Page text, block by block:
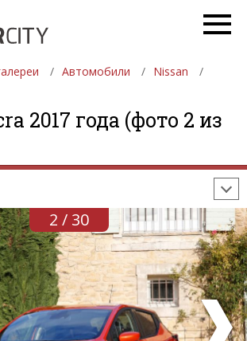
Автомобили
Nissan
2017 года (фото 2 из
АВТОМОБИЛИ
ДЕВУШКИ
2 / 30